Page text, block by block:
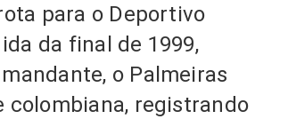
para o Deportivo
da final de 1999,
o Palmeiras
colombiana, registrando